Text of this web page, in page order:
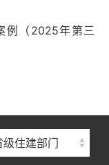
例（2025年第三
级住建部门